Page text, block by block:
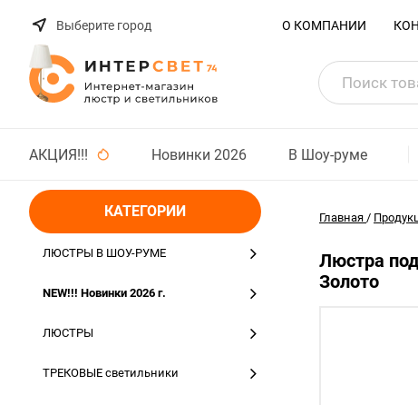
Выберите город О КОМПАНИИ
АКЦИЯ!!! Новинки 2026 В Шоу-руме
КАТЕГОРИИ
ЛЮСТРЫ В ШОУ-РУМЕ
NEW!!! Новинки 2026 г.
ЛЮСТРЫ
ТРЕКОВЫЕ светильники
Главная /
Люстра
Золото